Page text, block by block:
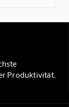
Produktivität.